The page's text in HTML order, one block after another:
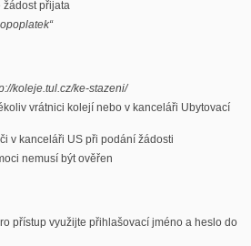
žádost přijata
koleje.tul.cz/ke-stazeni/
vrátnici kolejí nebo v kanceláři Ubytovací
v kanceláři US při podání žádosti
nemusí být ověřen
přístup využijte přihlašovací jméno a heslo do